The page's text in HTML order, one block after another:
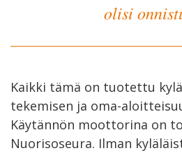
olisi
Kaikki tämä on tuotettu
tekemisen ja oma-
Käytännön moottorina on
Nuorisoseura. Ilman